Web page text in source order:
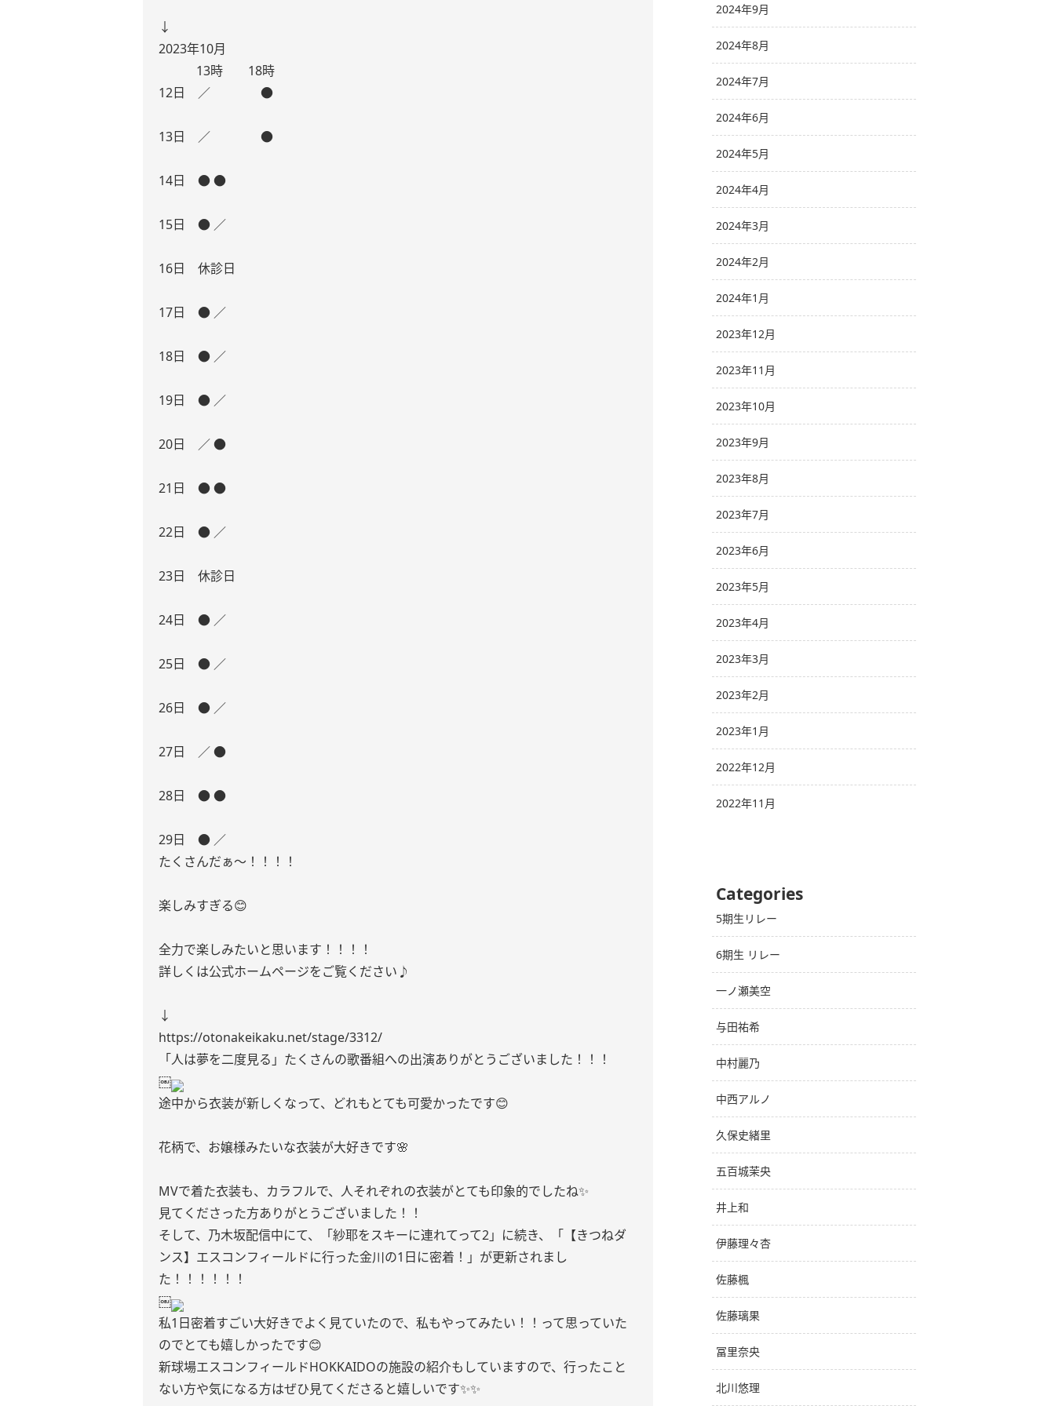
↓
2023年10月
13時 18時
12日 ／ ●
13日 ／ ●
14日 ● ●
15日 ● ／
16日 休診日
17日 ● ／
18日 ● ／
19日 ● ／
20日 ／ ●
21日 ● ●
22日 ● ／
23日 休診日
24日 ● ／
25日 ● ／
26日 ● ／
27日 ／ ●
28日 ● ●
29日 ● ／
たくさんだぁ〜！！！！
楽しみすぎる😊
全力で楽しみたいと思います！！！！
詳しくは公式ホームページをご覧ください♪
↓
https://otonakeikaku.net/stage/3312/
「人は夢を二度見る」たくさんの歌番組への出演ありがとうございました！！！
￼
途中から衣装が新しくなって、どれもとても可愛かったです😊
花柄で、お嬢様みたいな衣装が大好きです🌸
MVで着た衣装も、カラフルで、人それぞれの衣装がとても印象的でしたね✨
見てくださった方ありがとうございました！！
そして、乃木坂配信中にて、「紗耶をスキーに連れてって2」に続き、「【きつねダ
ンス】エスコンフィールドに行った金川の1日に密着！」が更新されまし
た！！！！！！
￼
私1日密着すごい大好きでよく見ていたので、私もやってみたい！！って思っていた
のでとても嬉しかったです😊
新球場エスコンフィールドHOKKAIDOの施設の紹介もしていますので、行ったこと
ない方や気になる方はぜひ見てくださると嬉しいです✨✨
2024年9月
2024年8月
2024年7月
2024年6月
2024年5月
2024年4月
2024年3月
2024年2月
2024年1月
2023年12月
2023年11月
2023年10月
2023年9月
2023年8月
2023年7月
2023年6月
2023年5月
2023年4月
2023年3月
2023年2月
2023年1月
2022年12月
2022年11月
Categories
5期生リレー
6期生 リレー
一ノ瀬美空
与田祐希
中村麗乃
中西アルノ
久保史緒里
五百城茉央
井上和
伊藤理々杏
佐藤楓
佐藤璃果
冨里奈央
北川悠理